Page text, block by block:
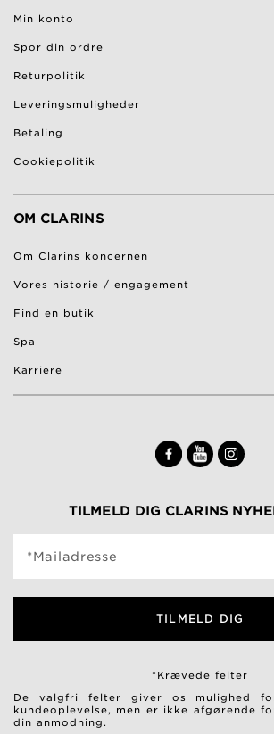
Min konto
Spor din ordre
Returpolitik
Leveringsmuligheder
Betaling
Cookiepolitik
OM CLARINS
Om Clarins koncernen
Vores historie / engagement
Find en butik
Spa
Karriere
TILMELD DIG CLARINS
*Mailadresse
TILMELD DIG
*Krævede felter
De valgfri felter giver os mulighed
kundeoplevelse, men er ikke afgørende
din anmodning.